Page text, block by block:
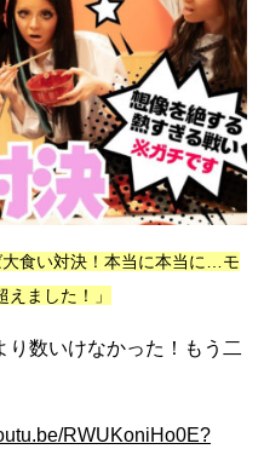
食い対決！本当に本当に…モ
ました！」
り数いけなかった！もう二
RWUKoniHo0E?